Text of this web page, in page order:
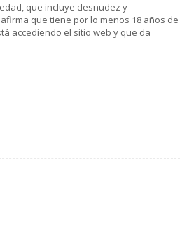
que incluye desnudez y
que tiene por lo menos 18 años de
accediendo el sitio web y que da